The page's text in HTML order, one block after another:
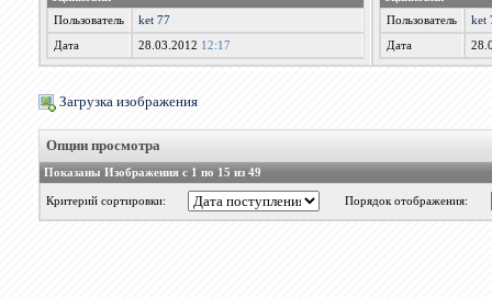
Пользователь
ket 77
Дата 28.03.2012 12:17
Пользователь
ket
Дата
Загрузка изображения
Опции просмотра
Показаны Изображения с 1 по 15 из 49
Критерий сортировки: Порядок отображения: